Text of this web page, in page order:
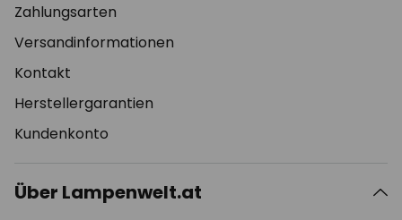
Zahlungsarten
Versandinformationen
Kontakt
Herstellergarantien
Kundenkonto
Über Lampenwelt.at